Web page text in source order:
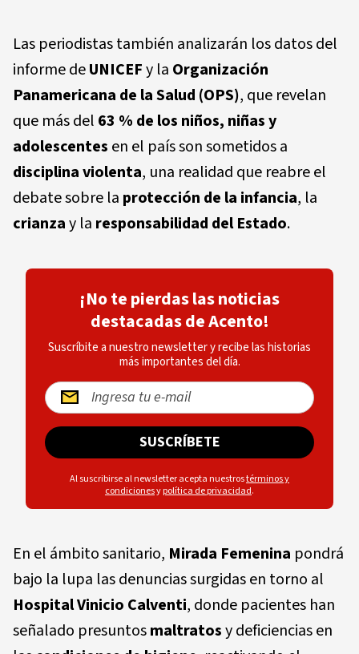
Las periodistas también analizarán los datos del
informe deUNICEFy la Organización
Panamericana de la Salud (OPS), que revelan
que más del 63 % de los niños, niñas y
adolescentes en el país son sometidos a
disciplina violenta, una realidad que reabre el
debate sobre la protección de la infancia, la
crianzay la responsabilidad del Estado.
¡No te pierdas las noticias
destacadas de Acento!
Suscríbite a nuestro newsletter y recibe las historias
más importantes del día.
SUSCRÍBETE
Al suscribirse al newsletter acepta nuestrostérminos y
condicionesypolítica de privacidad.
En el ámbito sanitario, Mirada Femenina pondrá
bajo la lupa las denuncias surgidas en torno al
Hospital Vinicio Calventi, donde pacientes han
señalado presuntosmaltratosy deficiencias en